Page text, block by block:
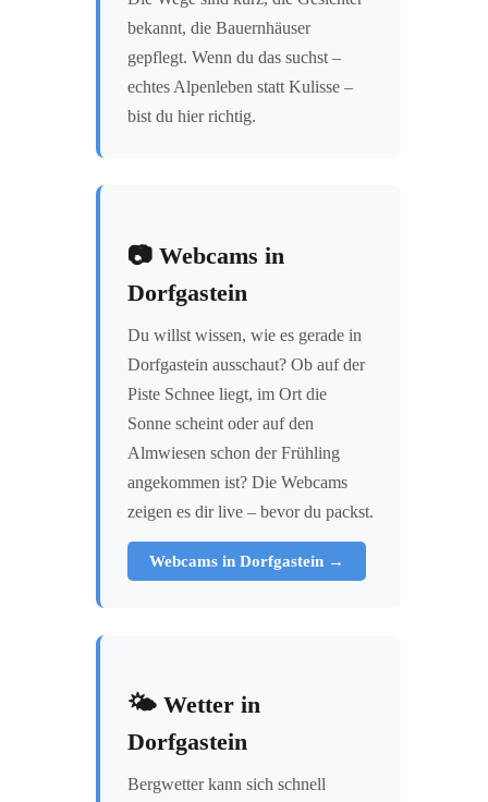
bekannt, die Bauernhäuser
gepflegt. Wenn du das suchst –
echtes Alpenleben statt Kulisse –
bist du hier richtig.
📷 Webcams in
Dorfgastein
Du willst wissen, wie es gerade in
Dorfgastein ausschaut? Ob auf der
Piste Schnee liegt, im Ort die
Sonne scheint oder auf den
Almwiesen schon der Frühling
angekommen ist? Die Webcams
zeigen es dir live – bevor du packst.
Webcams in Dorfgastein →
🌤️ Wetter in
Dorfgastein
Bergwetter kann sich schnell